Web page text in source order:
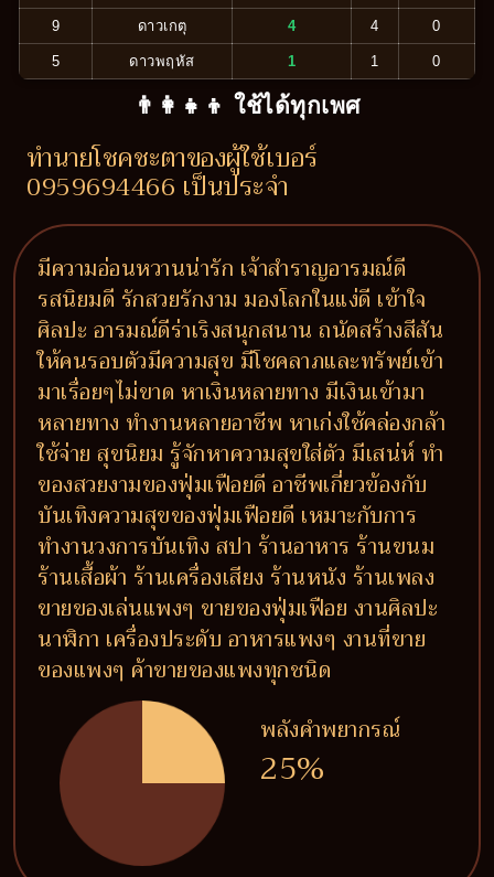
9 ดาวเกตุ 4 4 0
5 ดาวพฤหัส 1 1 0
👨‍👩‍👧‍👦 ใช้ได้ทุกเพศ
ทำนายโชคชะตาของผู้ใช้เบอร์
0959694466 เป็นประจำ
มีความอ่อนหวานน่ารัก เจ้าสำราญอารมณ์ดี
รสนิยมดี รักสวยรักงาม มองโลกในแง่ดี เข้าใจ
ศิลปะ อารมณ์ดีร่าเริงสนุกสนาน ถนัดสร้างสีสัน
ให้คนรอบตัวมีความสุข มีโชคลาภและทรัพย์เข้า
มาเรื่อยๆไม่ขาด หาเงินหลายทาง มีเงินเข้ามา
หลายทาง ทำงานหลายอาชีพ หาเก่งใช้คล่องกล้า
ใช้จ่าย สุขนิยม รู้จักหาความสุขใส่ตัว มีเสน่ห์ ทำ
ของสวยงามของฟุ่มเฟือยดี อาชีพเกี่ยวข้องกับ
บันเทิงความสุขของฟุ่มเฟือยดี เหมาะกับการ
ทำงานวงการบันเทิง สปา ร้านอาหาร ร้านขนม
ร้านเสื้อผ้า ร้านเครื่องเสียง ร้านหนัง ร้านเพลง
ขายของเล่นแพงๆ ขายของฟุ่มเฟือย งานศิลปะ
นาฬิกา เครื่องประดับ อาหารแพงๆ งานที่ขาย
ของแพงๆ ค้าขายของแพงทุกชนิด
พลังคำพยากรณ์
25%